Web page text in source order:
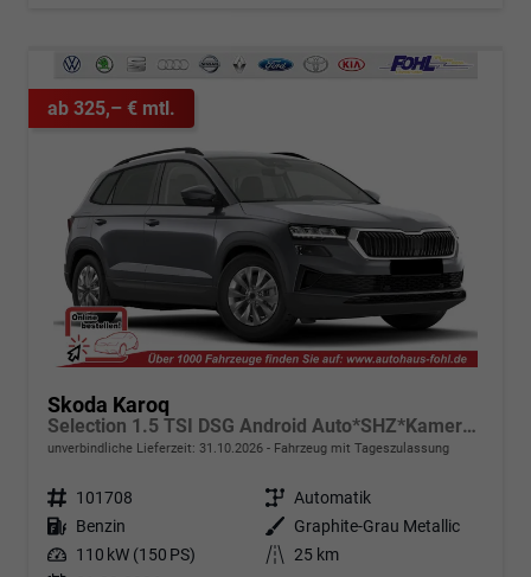
ab 325,– € mtl.
Skoda Karoq
Selection 1.5 TSI DSG Android Auto*SHZ*Kamera*Keyless*PDC v/h*Klimaauto*SUNSET*LED
unverbindliche Lieferzeit: 31.10.2026 Fahrzeug mit Tageszulassung
Fahrzeugnr. 101708 Getriebe Automatik
Kraftstoff Benzin Außenfarbe
Graphite-Grau Metallic
Leistung 110 kW (150 PS) Kilometerstand 25 km